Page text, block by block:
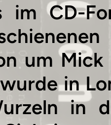
im CD-
um
in
in